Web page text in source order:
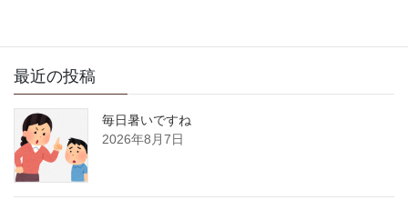
最近の投稿
毎日暑いですね
2026年8月7日